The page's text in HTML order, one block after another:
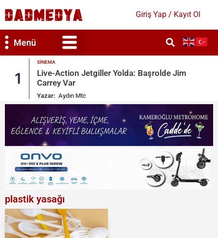
Giriş Yap / Kayıt Ol
Menü
Jim 2
Yüzüklerin Efendisi Kadrosu Yıllar
Yazar:
plastik yasağı